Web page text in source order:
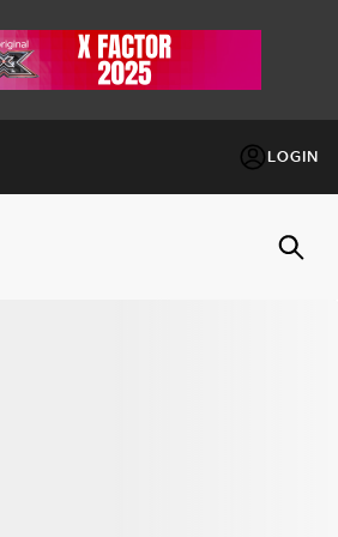
LOGIN
FACTOR